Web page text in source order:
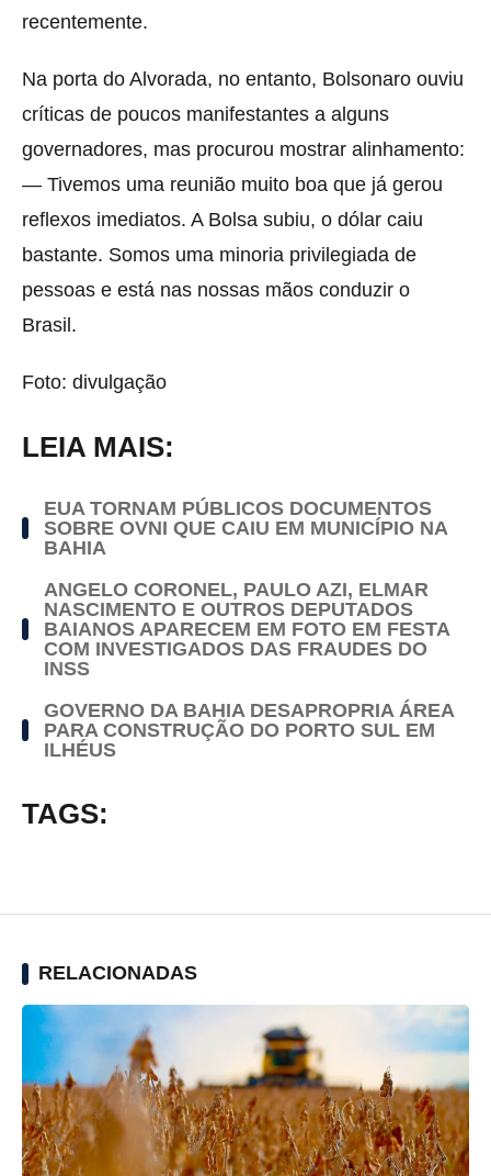
recentemente.
Na porta do Alvorada, no entanto, Bolsonaro ouviu
críticas de poucos manifestantes a alguns
governadores, mas procurou mostrar alinhamento:
— Tivemos uma reunião muito boa que já gerou
reflexos imediatos. A Bolsa subiu, o dólar caiu
bastante. Somos uma minoria privilegiada de
pessoas e está nas nossas mãos conduzir o
Brasil.
Foto: divulgação
LEIA MAIS:
EUA TORNAM PÚBLICOS DOCUMENTOS
SOBRE OVNI QUE CAIU EM MUNICÍPIO NA
BAHIA
ANGELO CORONEL, PAULO AZI, ELMAR
NASCIMENTO E OUTROS DEPUTADOS
BAIANOS APARECEM EM FOTO EM FESTA
COM INVESTIGADOS DAS FRAUDES DO
INSS
GOVERNO DA BAHIA DESAPROPRIA ÁREA
PARA CONSTRUÇÃO DO PORTO SUL EM
ILHÉUS
TAGS:
RELACIONADAS